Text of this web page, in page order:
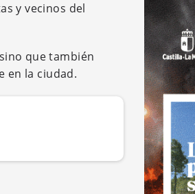
y vecinos del
que también
en la ciudad.